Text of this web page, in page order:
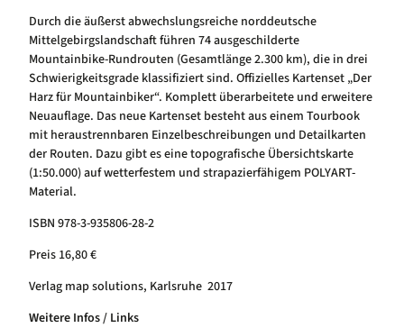
Durch die äußerst abwechslungsreiche norddeutsche
Mittelgebirgslandschaft führen 74 ausgeschilderte
Mountainbike-Rundrouten (Gesamtlänge 2.300 km), die in drei
Schwierigkeitsgrade klassifiziert sind. Offizielles Kartenset „Der
Harz für Mountainbiker“. Komplett überarbeitete und erweitere
Neuauflage. Das neue Kartenset besteht aus einem Tourbook
mit heraustrennbaren Einzelbeschreibungen und Detailkarten
der Routen. Dazu gibt es eine topografische Übersichtskarte
(1:50.000) auf wetterfestem und strapazierfähigem POLYART-
Material.
ISBN 978-3-935806-28-2
Preis 16,80 €
Verlag map solutions, Karlsruhe 2017
Weitere Infos / Links